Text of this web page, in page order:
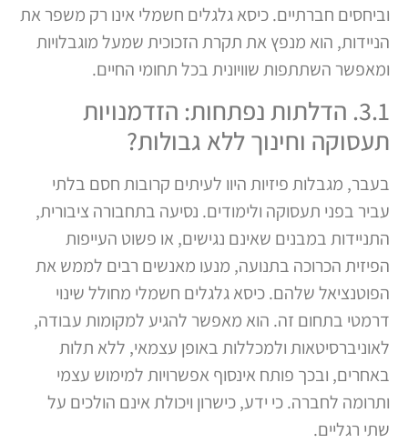
וביחסים חברתיים. כיסא גלגלים חשמלי אינו רק משפר את
הניידות, הוא מנפץ את תקרת הזכוכית שמעל מוגבלויות
ומאפשר השתתפות שוויונית בכל תחומי החיים.
3.1. הדלתות נפתחות: הזדמנויות
תעסוקה וחינוך ללא גבולות?
בעבר, מגבלות פיזיות היוו לעיתים קרובות חסם בלתי
עביר בפני תעסוקה ולימודים. נסיעה בתחבורה ציבורית,
התניידות במבנים שאינם נגישים, או פשוט העייפות
הפיזית הכרוכה בתנועה, מנעו מאנשים רבים לממש את
הפוטנציאל שלהם. כיסא גלגלים חשמלי מחולל שינוי
דרמטי בתחום זה. הוא מאפשר להגיע למקומות עבודה,
לאוניברסיטאות ולמכללות באופן עצמאי, ללא תלות
באחרים, ובכך פותח אינסוף אפשרויות למימוש עצמי
ותרומה לחברה. כי ידע, כישרון ויכולת אינם הולכים על
שתי רגליים.